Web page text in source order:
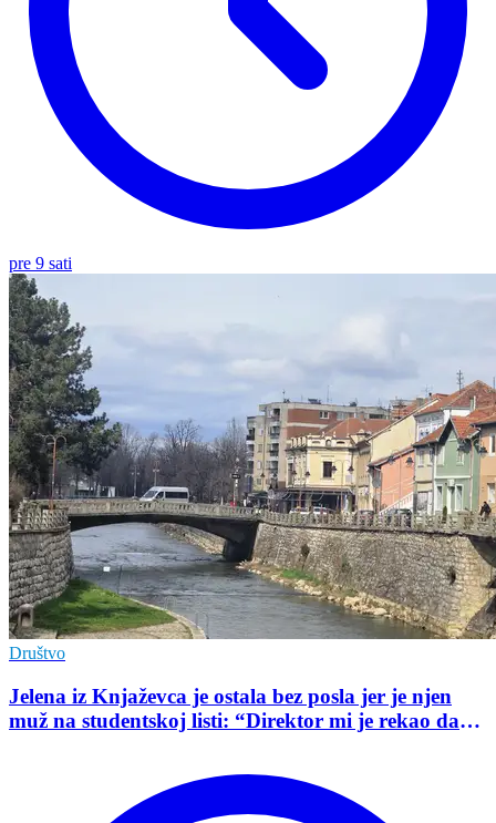
pre 9 sati
Društvo
Jelena iz Knjaževca je ostala bez posla jer je njen
muž na studentskoj listi: “Direktor mi je rekao da